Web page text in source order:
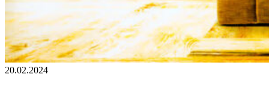
20.02.2024